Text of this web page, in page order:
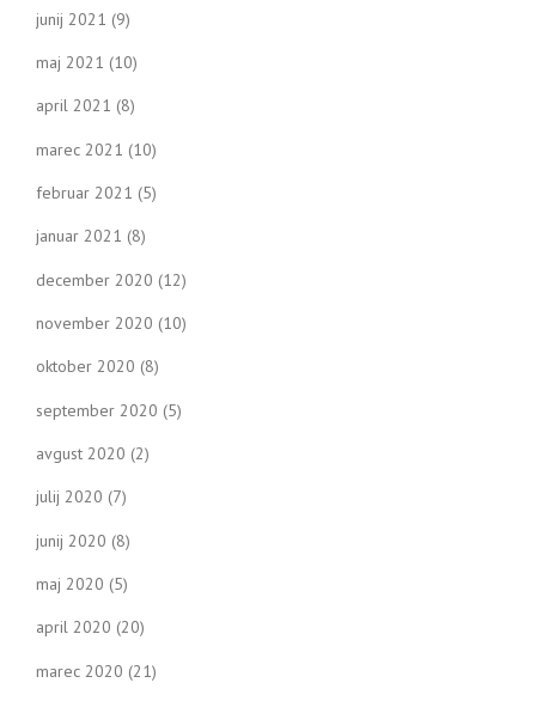
junij 2021 (9)
maj 2021 (10)
april 2021 (8)
marec 2021 (10)
februar 2021 (5)
januar 2021 (8)
december 2020 (12)
november 2020 (10)
oktober 2020 (8)
september 2020 (5)
avgust 2020 (2)
julij 2020 (7)
junij 2020 (8)
maj 2020 (5)
april 2020 (20)
marec 2020 (21)